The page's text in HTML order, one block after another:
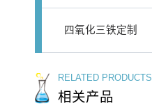
四氧化三铁定制
RELATED PRODUCTS
相关产品